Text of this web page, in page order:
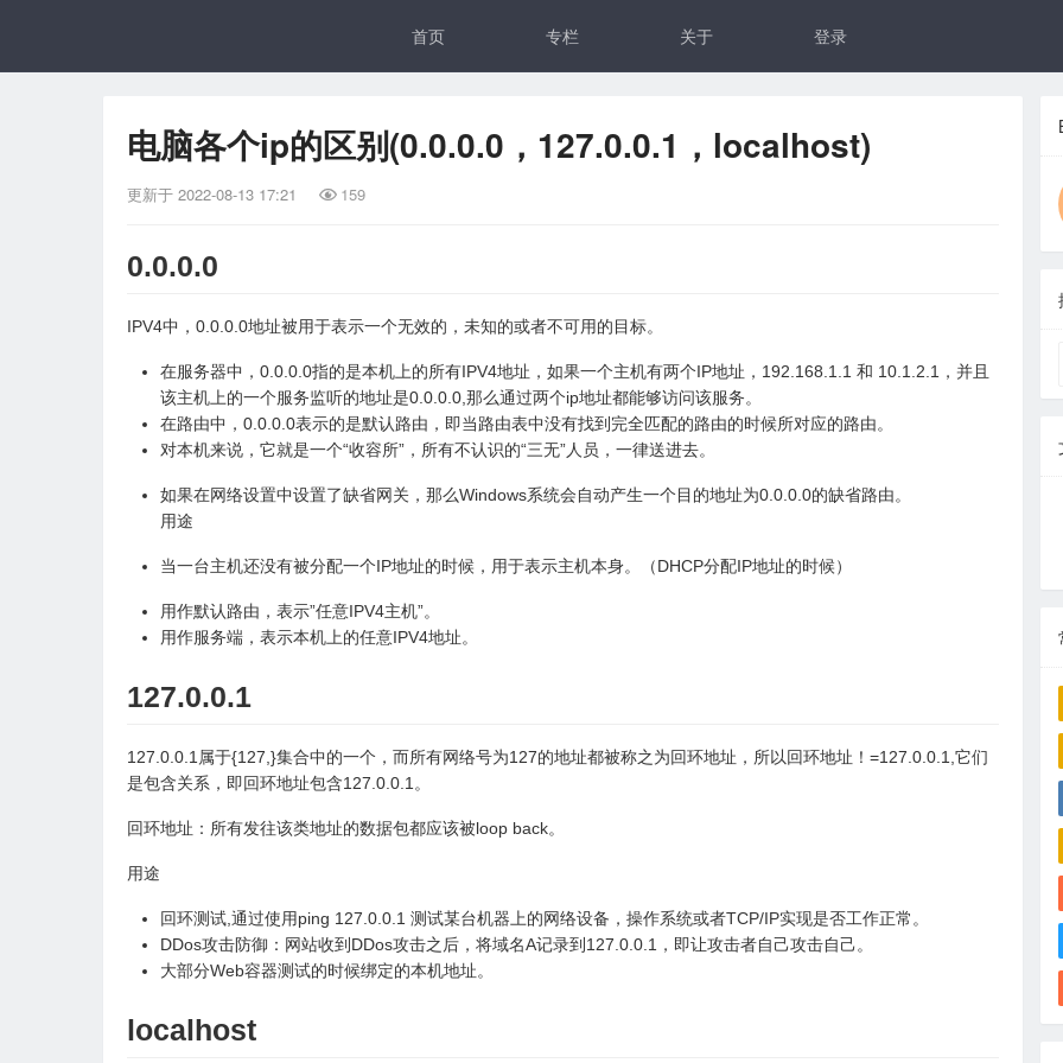
首页 专栏 关于 登录
电脑各个ip的区别(0.0.0.0，127.0.0.1，localhost)
更新于 2022-08-13 17:21  159
0.0.0.0
IPV4中，0.0.0.0地址被用于表示一个无效的，未知的或者不可用的目标。
在服务器中，0.0.0.0指的是本机上的所有IPV4地址，如果一个主机有两个IP地址，192.168.1.1 和 10.1.2.1，并且
该主机上的一个服务监听的地址是0.0.0.0,那么通过两个ip地址都能够访问该服务。
在路由中，0.0.0.0表示的是默认路由，即当路由表中没有找到完全匹配的路由的时候所对应的路由。
对本机来说，它就是一个“收容所”，所有不认识的“三无”人员，一律送进去。
如果在网络设置中设置了缺省网关，那么Windows系统会自动产生一个目的地址为0.0.0.0的缺省路由。
用途
当一台主机还没有被分配一个IP地址的时候，用于表示主机本身。（DHCP分配IP地址的时候）
用作默认路由，表示”任意IPV4主机”。
用作服务端，表示本机上的任意IPV4地址。
127.0.0.1
127.0.0.1属于{127,}集合中的一个，而所有网络号为127的地址都被称之为回环地址，所以回环地址！=127.0.0.1,它们
是包含关系，即回环地址包含127.0.0.1。
回环地址：所有发往该类地址的数据包都应该被loop back。
用途
回环测试,通过使用ping 127.0.0.1 测试某台机器上的网络设备，操作系统或者TCP/IP实现是否工作正常。
DDos攻击防御：网站收到DDos攻击之后，将域名A记录到127.0.0.1，即让攻击者自己攻击自己。
大部分Web容器测试的时候绑定的本机地址。
localhost